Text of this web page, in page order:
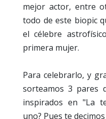
mejor actor, entre
todo de este biopic
el célebre
primera mujer.
Para celebrarlo, y
sorteamos 3 pares
inspirados en "La
uno? Pues te